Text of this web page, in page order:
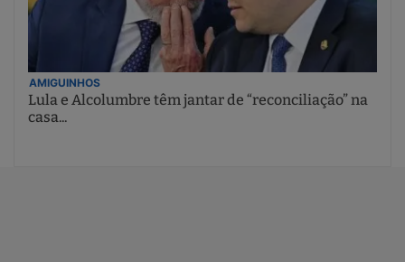
AMIGUINHOS
Lula e Alcolumbre têm jantar de “reconciliação” na
casa...